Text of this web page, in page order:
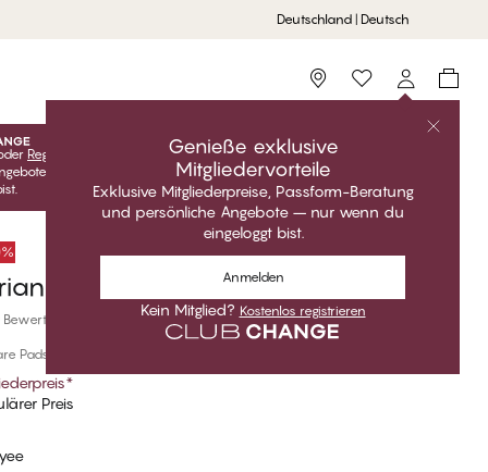
Deutschland | Deutsch
Storefinder
Genieße exklusive
Mitgliedervorteile
Exklusive Mitgliederpreise, Passform-Beratung
und persönliche Angebote – nur wenn du
eingeloggt bist.
Anmelden
Kein Mitglied? Kostenlos registrieren
Registrieren
Kostenlos anmelden, um deine exklusiven
freizuschalten! Clubpreise sind nur gültig, wenn du
Bikini Oberteile
Bewertungen
Pads, Ohne Bügel
*
Preis